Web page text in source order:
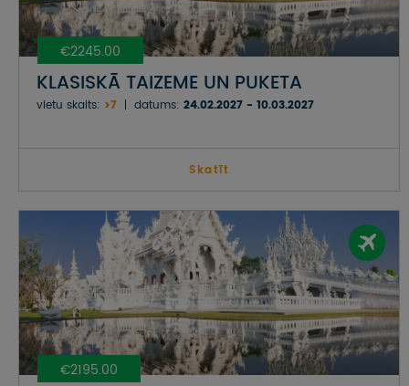
€2245.00
KLASISKĀ TAIZEME UN PUKETA
vietu skaits: >7 datums: 24.02.2027 - 10.03.2027
Skatīt
€2195.00